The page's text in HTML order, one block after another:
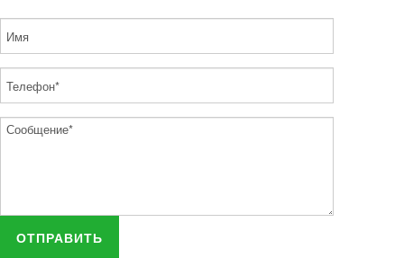
ОТПРАВИТЬ